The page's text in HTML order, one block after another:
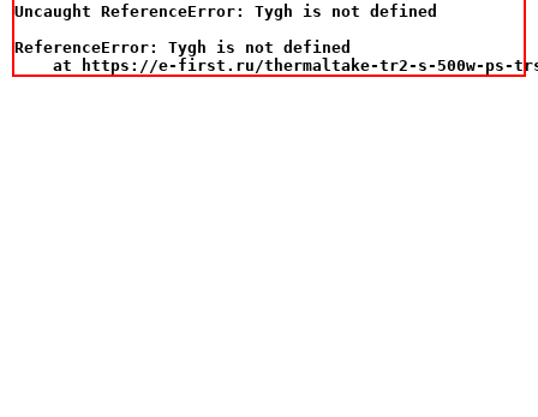
Uncaught ReferenceError: Tygh is not defined
ReferenceError: Tygh is not defined
at https://e-first.ru/thermaltake-tr2-s-500w-ps-